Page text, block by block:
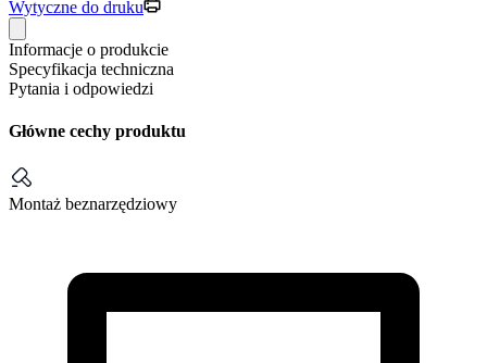
Wytyczne do druku
Informacje o produkcie
Specyfikacja techniczna
Pytania i odpowiedzi
Główne cechy produktu
Montaż beznarzędziowy